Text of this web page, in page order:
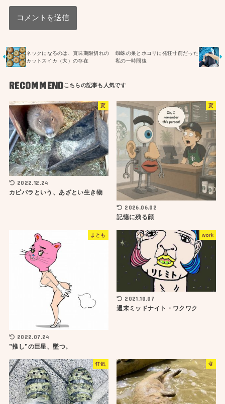
ネックになるのは、賞味期限切れの
カットスイカ（大）の存在
蜘蛛の巣とホコリに発狂寸前だった
私の一時間後
RECOMMEND
変
2022.12.24
カピバラという、あざとい生き物
変
2026.06.02
記憶に残る顔
まとも
2022.07.24
”推し”の巨星、墜つ。
work
2021.10.07
週末ミッドナイト・ワクワク
狂気 変